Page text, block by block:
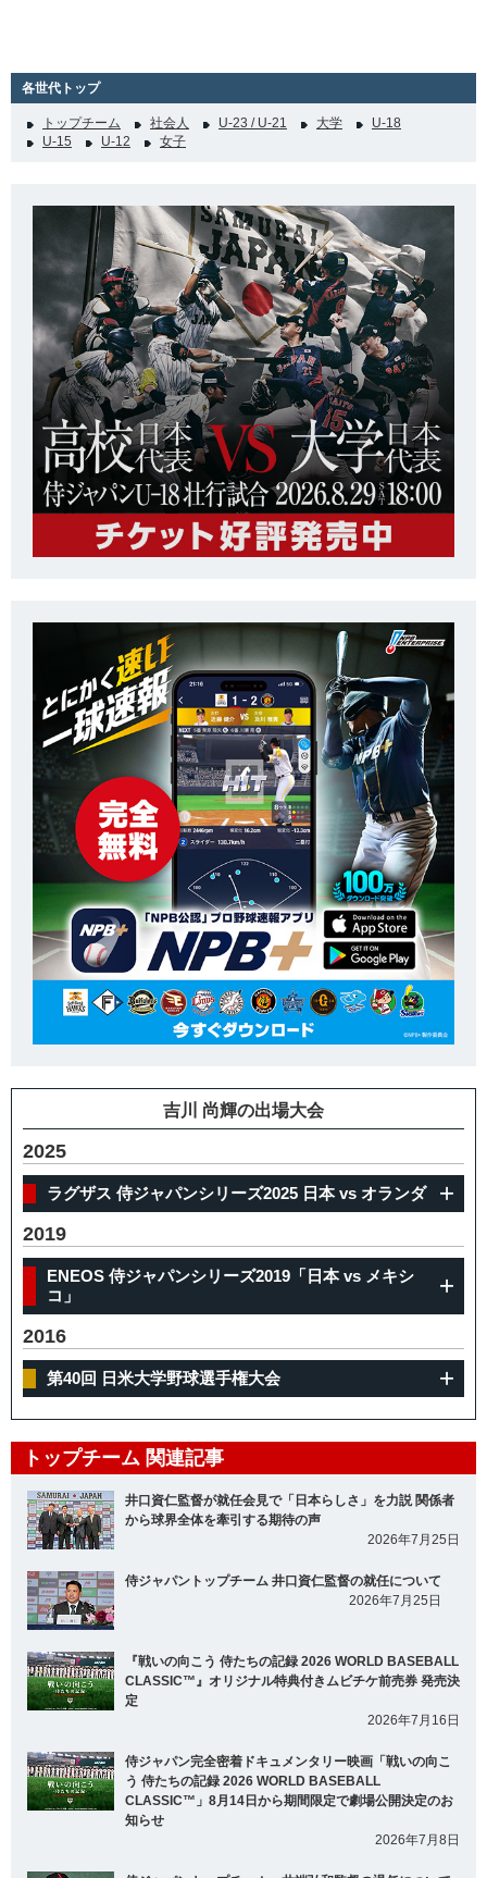
各世代トップ
トップチーム 社会人 U-23 / U-21 大学
U-18
U-15
U-12 女子
吉川 尚輝の出場大会
2025
ラグザス 侍ジャパンシリーズ2025 日本 vs オランダ
2019
ENEOS 侍ジャパンシリーズ2019「日本 vs メキシ
コ」
2016
第40回 日米大学野球選手権大会
トップチーム 関連記事
井口資仁監督が就任会見で「日本らしさ」を力説 関係者
から球界全体を牽引する期待の声
2026年7月25日
侍ジャパントップチーム 井口資仁監督の就任について
2026年7月25日
『戦いの向こう 侍たちの記録 2026 WORLD BASEBALL
CLASSIC™』オリジナル特典付きムビチケ前売券 発売決
定
2026年7月16日
侍ジャパン完全密着ドキュメンタリー映画「戦いの向こ
う 侍たちの記録 2026 WORLD BASEBALL
CLASSIC™」8月14日から期間限定で劇場公開決定のお
知らせ
2026年7月8日